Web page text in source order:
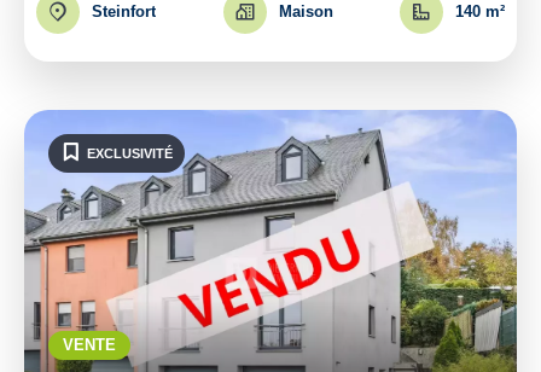
Steinfort Maison 140 m²
VENTE
EXCLUSIVITÉ